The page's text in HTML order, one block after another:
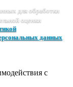
для обработки
оценки
данных
с